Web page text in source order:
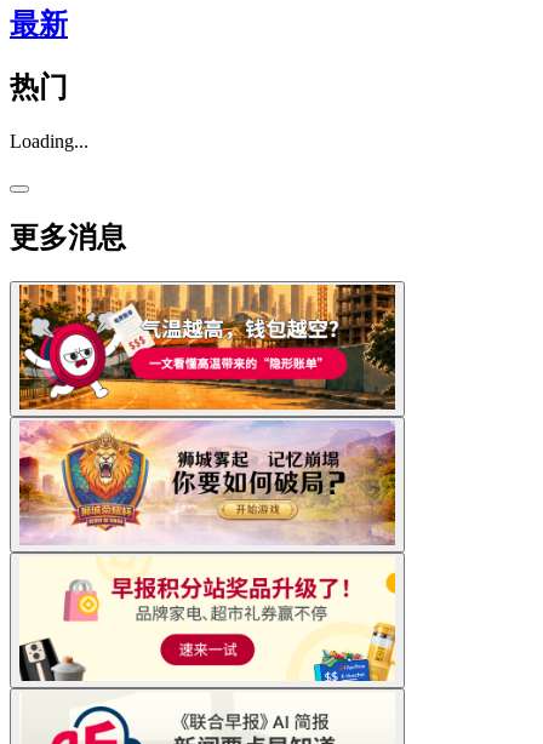
最新
热门
Loading...
更多消息